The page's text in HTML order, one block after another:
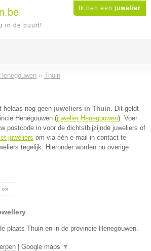
Ik ben een juwelier
in de buurt!
Henegouwen » Thuin
helaas nog geen juweliers in Thuin. Dit geldt
Henegouwen (juwelier Henegouwen). Voer
postcode in voor de dichtstbijzijnde juweliers of
juweliers om via één e-mail in contact te
tegelijk. Hieronder worden nu overige
»»
plaats Thuin en in de provincie Henegouwen.
Google maps ▼